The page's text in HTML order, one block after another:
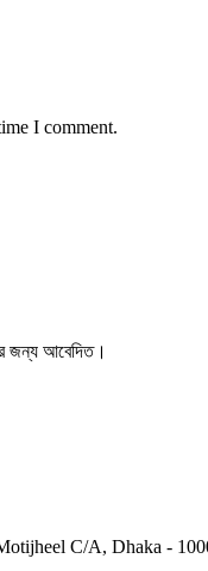
I comment.
জন্য আবেদিত।
C/A, Dhaka -